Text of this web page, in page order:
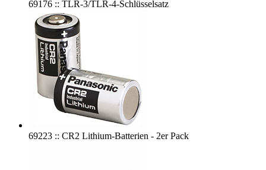
69176 :: TLR-3/TLR-4-Schlüsselsatz
69223 :: CR2 Lithium-Batterien - 2er Pack